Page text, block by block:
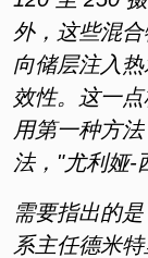
外，这些混
向储层注入
效性。这一
用第一种方
法，"尤利娅-
需要指出的
系主任德米